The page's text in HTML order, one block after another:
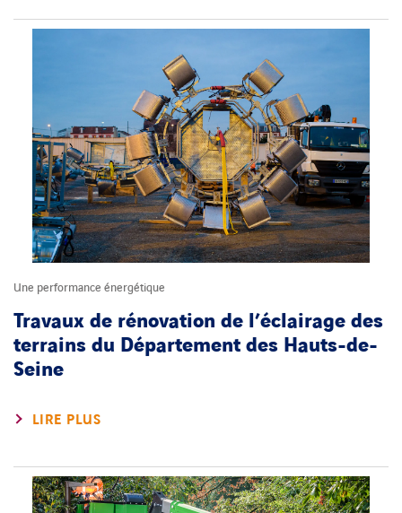
Une performance énergétique
Travaux de rénovation de l’éclairage des
terrains du Département des Hauts-de-
Seine
LIRE PLUS